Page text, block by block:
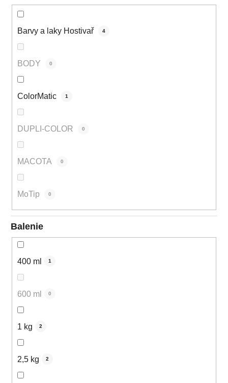
Barvy a laky Hostivař 4
BODY 0
ColorMatic 1
DUPLI-COLOR 0
MACOTA 0
MoTip 0
Balenie
400 ml 1
600 ml 0
1 kg 2
2,5 kg 2